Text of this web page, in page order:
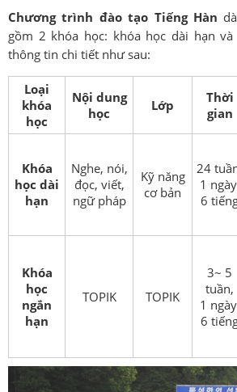
Chương trình đào tạo Tiếng Hàn
gồm 2 khóa học: khóa học dài hạn
thông tin chi tiết như sau:
Loại
khóa
học
Nội dung
học
Lớp
Thời
gian
Khóa
học dài
hạn
Nghe, nói,
đọc, viết,
ngữ pháp
Kỹ năng
cơ bản
24
1
6
Khóa
học
ngắn
hạn
TOPIK TOPIK
3~ 5
tuần,
1
6